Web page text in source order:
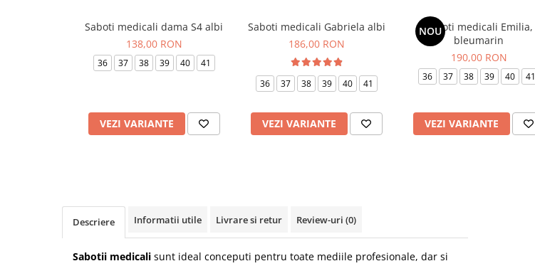
Tricouri de lucru
Saboti medicali dama S4 albi
138,00 RON
36 37 38 39 40 41
VEZI VARIANTE
Saboti medicali Gabriela albi
186,00 RON
36 37 38 39 40 41
VEZI VARIANTE
NOU
Saboti medicali Emilia,
bleumarin
190,00 RON
36 37 38 39 40 41
VEZI VARIANTE
Descriere Informatii utile Livrare si retur Review-uri (0)
Sabotii medicali sunt ideal conceputi pentru toate mediile profesionale, dar si